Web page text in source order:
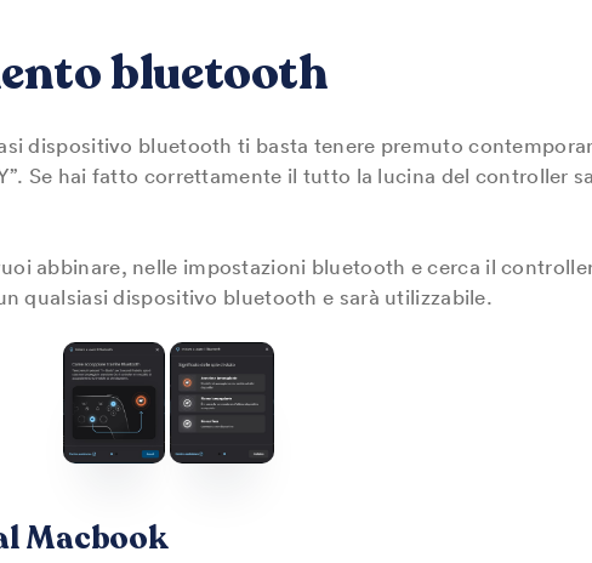
bluetooth
dispositivo bluetooth ti basta tenere premuto
Se hai fatto correttamente il tutto la lucina del controller
abbinare, nelle impostazioni bluetooth e cerca il
qualsiasi dispositivo bluetooth e sarà utilizzabile.
Macbook